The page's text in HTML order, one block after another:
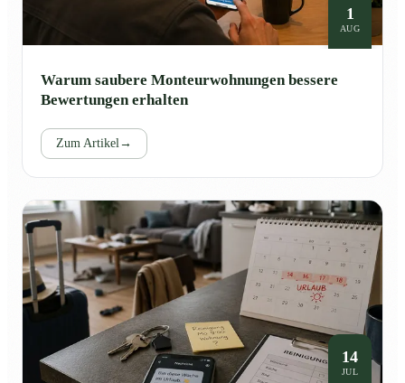
1
AUG
Warum saubere Monteurwohnungen bessere
Bewertungen erhalten
Zum Artikel →
14
JUL